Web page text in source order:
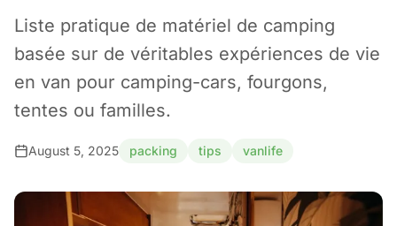
Liste pratique de matériel de camping
basée sur de véritables expériences de vie
en van pour camping-cars, fourgons,
tentes ou familles.
August 5, 2025 packing tips vanlife